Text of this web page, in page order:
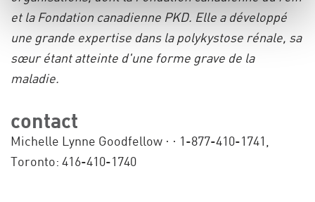
et la Fondation canadienne PKD. Elle a développé
une grande expertise dans la polykystose rénale, sa
sœur étant atteinte d'une forme grave de la
maladie.
contact
Michelle Lynne Goodfellow · · 1-877-410-1741,
Toronto: 416-410-1740